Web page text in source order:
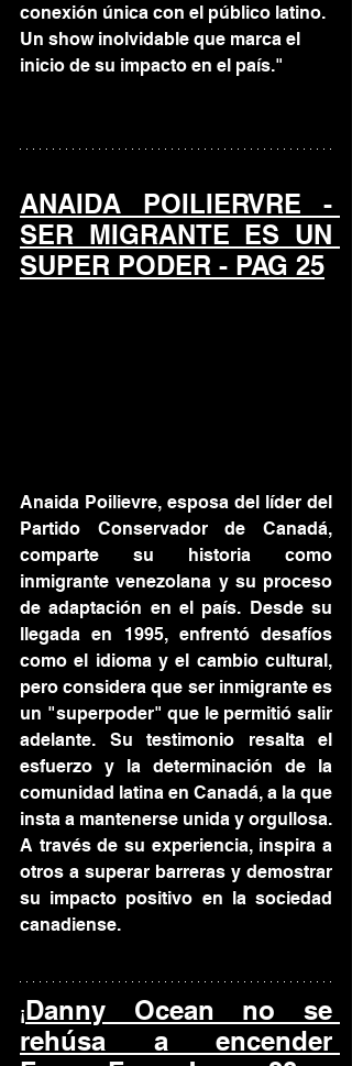
conexión única con el público latino.
Un show inolvidable que marca el
inicio de su impacto en el país."
ANAIDA POILIERVRE -
SER MIGRANTE ES UN
SUPER PODER - PAG 25
Anaida Poilievre, esposa del líder del
Partido Conservador de Canadá,
comparte su historia como
inmigrante venezolana y su proceso
de adaptación en el país. Desde su
llegada en 1995, enfrentó desafíos
como el idioma y el cambio cultural,
pero considera que ser inmigrante es
un "superpoder" que le permitió salir
adelante. Su testimonio resalta el
esfuerzo y la determinación de la
comunidad latina en Canadá, a la que
insta a mantenerse unida y orgullosa.
A través de su experiencia, inspira a
otros a superar barreras y demostrar
su impacto positivo en la sociedad
canadiense.
¡Danny Ocean no se
rehúsa a encender